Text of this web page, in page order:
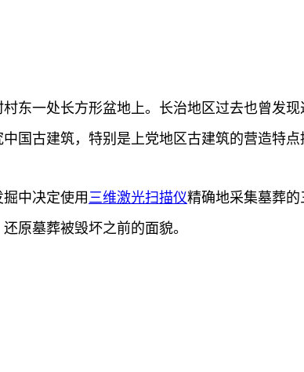
东一处长方形盆地上。长治地区过去也曾发
国古建筑，特别是上党地区古建筑的营造特点
中决定使用三维激光扫描仪精确地采集墓葬
原墓葬被毁坏之前的面貌。